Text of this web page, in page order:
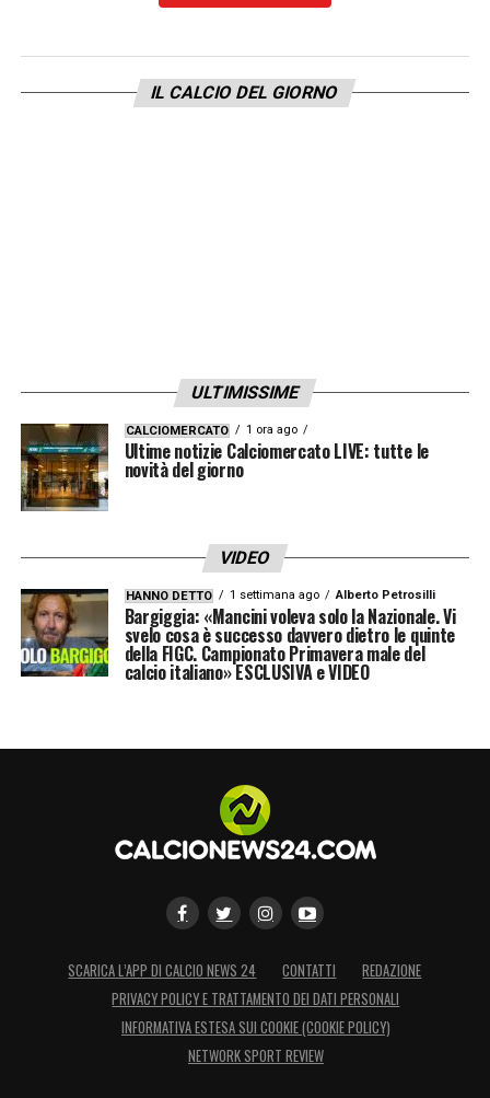
LA PLAYLIST DELLE NOSTRE TOP NEWS
IL CALCIO DEL GIORNO
ULTIMISSIME
CALCIOMERCATO 1 ora ago
Ultime notizie Calciomercato LIVE: tutte le
novità del giorno
VIDEO
HANNO DETTO 1 settimana ago Alberto Petrosilli
Bargiggia: «Mancini voleva solo la Nazionale. Vi
svelo cosa è successo davvero dietro le quinte
della FIGC. Campionato Primavera male del
calcio italiano» ESCLUSIVA e VIDEO
SCARICA L’APP DI CALCIO NEWS 24 CONTATTI
REDAZIONE
PRIVACY POLICY E TRATTAMENTO DEI DATI PERSONALI
INFORMATIVA ESTESA SUI COOKIE (COOKIE POLICY)
NETWORK SPORT REVIEW